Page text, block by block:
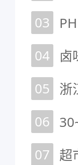
03
04
卤
05
浙
06
07 超